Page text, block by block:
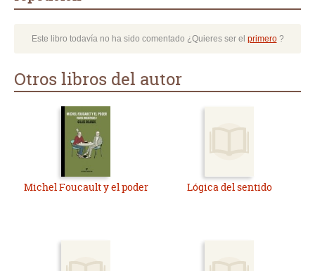
Este libro todavía no ha sido comentado ¿Quieres ser el primero?
Otros libros del autor
Michel Foucault y el poder Lógica del sentido